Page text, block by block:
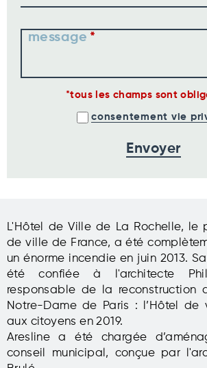
message
tous les champs sont
consentement vie
L'Hôtel de Ville de La Rochelle, le
de ville de France, a été
un énorme incendie en juin 2013.
été confiée à l'architecte
responsable de la reconstruction
Notre-Dame de Paris : l’Hôtel
aux citoyens en 2019.
Aresline a été chargée
conseil municipal, conçue par